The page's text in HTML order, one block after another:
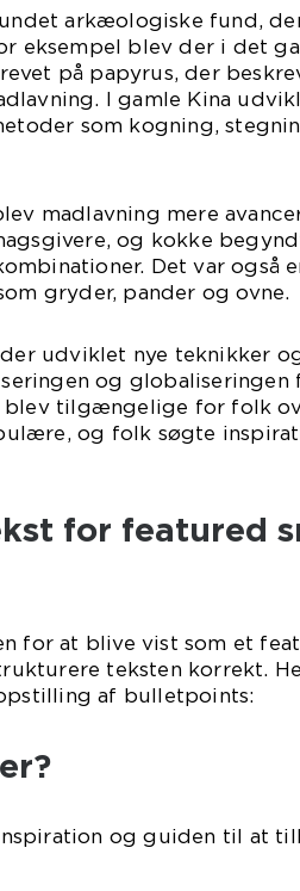
arkæologiske fund,
eksempel blev der i det
på papyrus, der
I gamle Kina
som kogning,
madlavning mere
og kokke
Det var også
gryder, pander og ovne.
udviklet nye teknikker
og globaliseringen
blev tilgængelige for folk
og folk søgte
for featured
for at blive vist som et
teksten korrekt.
af bulletpoints:
og guiden til at